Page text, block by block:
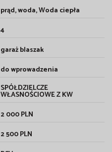
prąd, woda, Woda ciepła
4
garaż blaszak
do wprowadzenia
SPÓŁDZIELCZE
WŁASNOŚCIOWE Z KW
2 000 PLN
2 500 PLN